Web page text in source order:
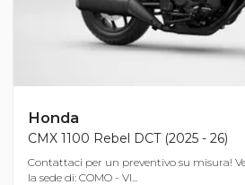
Honda
CMX 1100 Rebel DCT (2025 - 26)
Contattaci per un preventivo su misura!
la sede di: COMO - VI...